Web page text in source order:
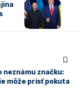
značku:
môže prísť pokuta